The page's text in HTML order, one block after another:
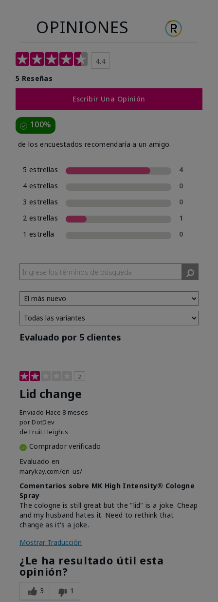
OPINIONES
4.4
5 Reseñas
Escribir Una Opinión
100%
de los encuestados recomendaría a un amigo.
5 estrellas
4
4 estrellas
0
3 estrellas
0
2 estrellas
1
1 estrella
0
Evaluado por 5 clientes
2
Lid change
Enviado Hace 8 meses
por DotDev
de Fruit Heights
Comprador verificado
Evaluado en
marykay.com/en-us/
Comentarios sobre MK High Intensity® Cologne
Spray
The cologne is still great but the "lid" is a joke. Cheap
and my husband hates it. Need to rethink that
change as it's a joke.
Mostrar Traducción
¿Le ha resultado útil esta
opinión?
3 1